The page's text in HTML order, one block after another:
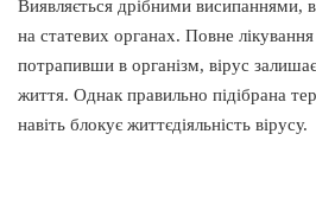
Виявляється дрібними висипаннями,
на статевих органах. Повне
потрапивши в організм, вірус
життя. Однак правильно підібрана
навіть блокує життєдіяльність вірусу.